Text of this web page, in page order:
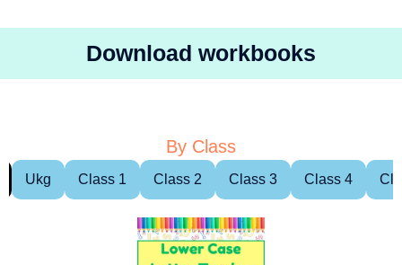
Download workbooks
By Class
Ukg Class 1 Class 2 Class 3 Class 4